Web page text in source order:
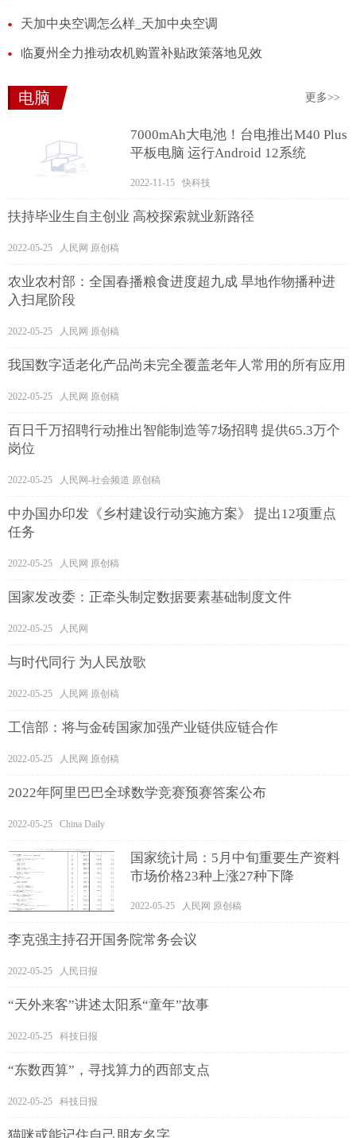
天加中央空调怎么样_天加中央空调
临夏州全力推动农机购置补贴政策落地见效
电脑 更多>>
7000mAh大电池！台电推出M40 Plus
平板电脑 运行Android 12系统
2022-11-15 快科技
扶持毕业生自主创业 高校探索就业新路径
2022-05-25 人民网 原创稿
农业农村部：全国春播粮食进度超九成 旱地作物播种进
入扫尾阶段
2022-05-25 人民网 原创稿
我国数字适老化产品尚未完全覆盖老年人常用的所有应用
2022-05-25 人民网 原创稿
百日千万招聘行动推出智能制造等7场招聘 提供65.3万个
岗位
2022-05-25 人民网-社会频道 原创稿
中办国办印发《乡村建设行动实施方案》 提出12项重点
任务
2022-05-25 人民网 原创稿
国家发改委：正牵头制定数据要素基础制度文件
2022-05-25 人民网
与时代同行 为人民放歌
2022-05-25 人民网 原创稿
工信部：将与金砖国家加强产业链供应链合作
2022-05-25 人民网 原创稿
2022年阿里巴巴全球数学竞赛预赛答案公布
2022-05-25 China Daily
国家统计局：5月中旬重要生产资料
市场价格23种上涨27种下降
2022-05-25 人民网 原创稿
李克强主持召开国务院常务会议
2022-05-25 人民日报
“天外来客”讲述太阳系“童年”故事
2022-05-25 科技日报
“东数西算”，寻找算力的西部支点
2022-05-25 科技日报